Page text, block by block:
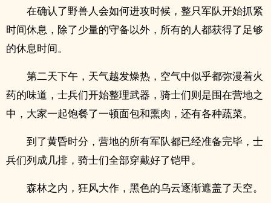
在确认了野兽人会如何进攻时候，整只军队开始抓紧
时间休息，除了少量的守备以外，所有的人都获得了足够
的休息时间。
第二天下午，天气越发燥热，空气中似乎都弥漫着火
药的味道，士兵们开始整理武器，骑士们则是围在营地之
中，大家一起饱餐了一顿面包和熏肉，还有各种蔬菜。
到了黄昏时分，营地的所有军队都已经准备完毕，士
兵们列成几排，骑士们全部穿戴好了铠甲。
森林之内，狂风大作，黑色的乌云逐渐遮盖了天空。